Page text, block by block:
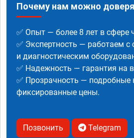
Почему нам можно
✅ Опыт — более 8 лет в сфере
✅ Экспертность — работаем
и диагностическим
✅ Надежность — гарантия на
✅ Прозрачность — подробные
фиксированные цены.
Позвонить Telegram